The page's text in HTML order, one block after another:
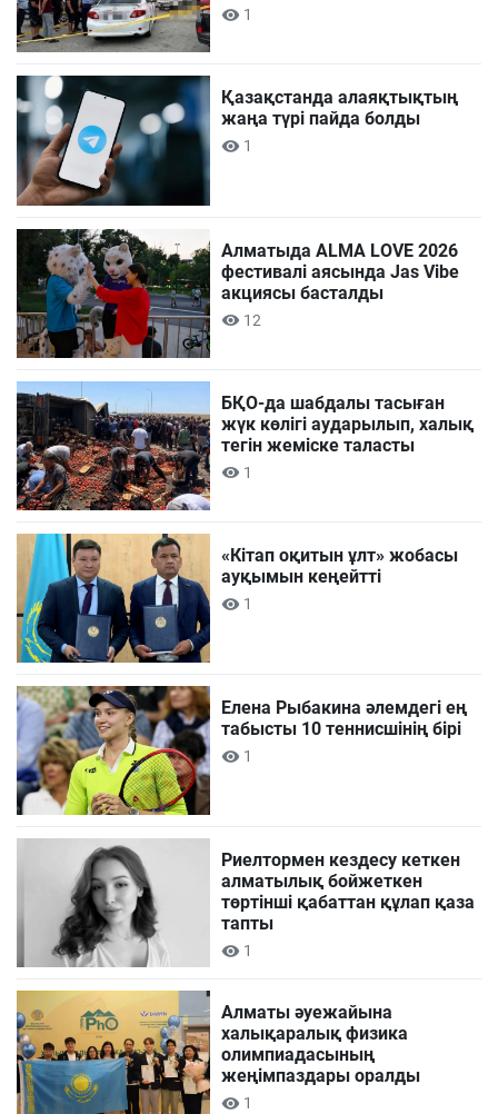
1
Қазақстанда алаяқтықтың
жаңа түрі пайда болды
1
Алматыда ALMA LOVE 2026
фестивалі аясында Jas Vibe
акциясы басталды
12
БҚО-да шабдалы тасыған
жүк көлігі аударылып, халық
тегін жеміске таласты
1
«Кітап оқитын ұлт» жобасы
ауқымын кеңейтті
1
Елена Рыбакина әлемдегі ең
табысты 10 теннисшінің бірі
1
Риелтормен кездесу кеткен
алматылық бойжеткен
төртінші қабаттан құлап қаза
тапты
1
Алматы әуежайына
халықаралық физика
олимпиадасының
жеңімпаздары оралды
1